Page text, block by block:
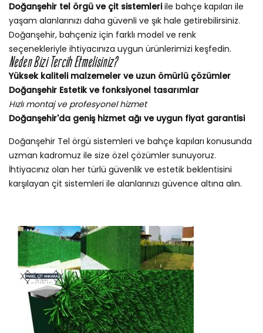
Doğanşehir tel örgü ve çit sistemleriile bahçe kapıları ile
yaşam alanlarınızı daha güvenli ve şık hale getirebilirsiniz.
Doğanşehir, bahçeniz için farklı model ve renk
seçenekleriyle ihtiyacınıza uygun ürünlerimizi keşfedin.
Neden Bizi Tercih Etmelisiniz?
Yüksek kaliteli malzemeler ve uzun ömürlü çözümler
Doğanşehir Estetik ve fonksiyonel tasarımlar
Hızlı montaj ve profesyonel hizmet
Doğanşehir'da geniş hizmet ağı ve uygun fiyat garantisi
Doğanşehir Tel örgü sistemleri ve bahçe kapıları konusunda
uzman kadromuz ile size özel çözümler sunuyoruz.
İhtiyacınız olan her türlü güvenlik ve estetik beklentisini
karşılayan çit sistemleri ile alanlarınızı güvence altına alın.